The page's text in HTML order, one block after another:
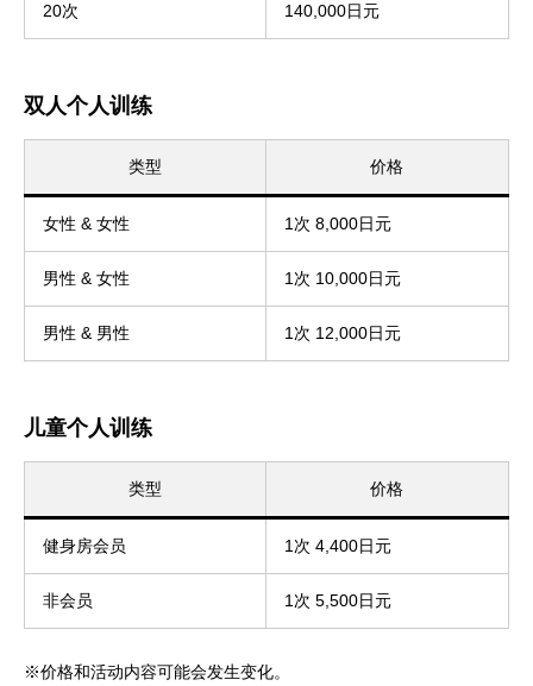
20次 140,000日元
双人个人训练
类型 价格
女性 & 女性 1次 8,000日元
男性 & 女性 1次 10,000日元
男性 & 男性 1次 12,000日元
儿童个人训练
类型 价格
健身房会员 1次 4,400日元
非会员 1次 5,500日元
※价格和活动内容可能会发生变化。